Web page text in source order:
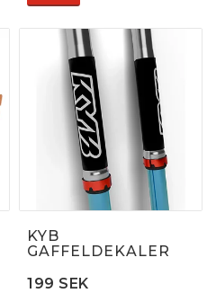
KYB
GAFFELDEKALER
199 SEK